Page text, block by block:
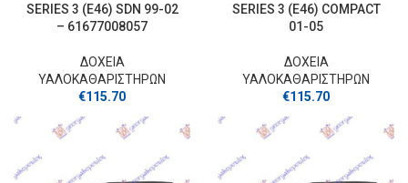
SERIES 3 (E46) SDN 99-02
– 61677008057
ΔΟΧΕΙΑ
ΥΑΛΟΚΑΘΑΡΙΣΤΗΡΩΝ
€115.70
SERIES 3 (E46) COMPACT
01-05
ΔΟΧΕΙΑ
ΥΑΛΟΚΑΘΑΡΙΣΤΗΡΩΝ
€115.70